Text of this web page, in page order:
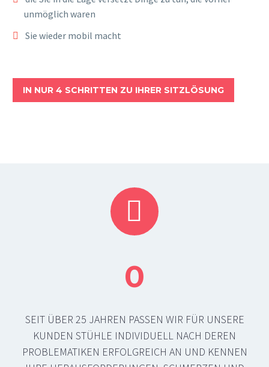
BIS ZU 200 KG
unmöglich waren
Sie wieder mobil macht
IN NUR 4 SCHRITTEN ZU IHRER SITZLÖSUNG


0
SEIT ÜBER 25 JAHREN PASSEN WIR FÜR UNSERE
KUNDEN STÜHLE INDIVIDUELL NACH DEREN
PROBLEMATIKEN ERFOLGREICH AN UND KENNEN